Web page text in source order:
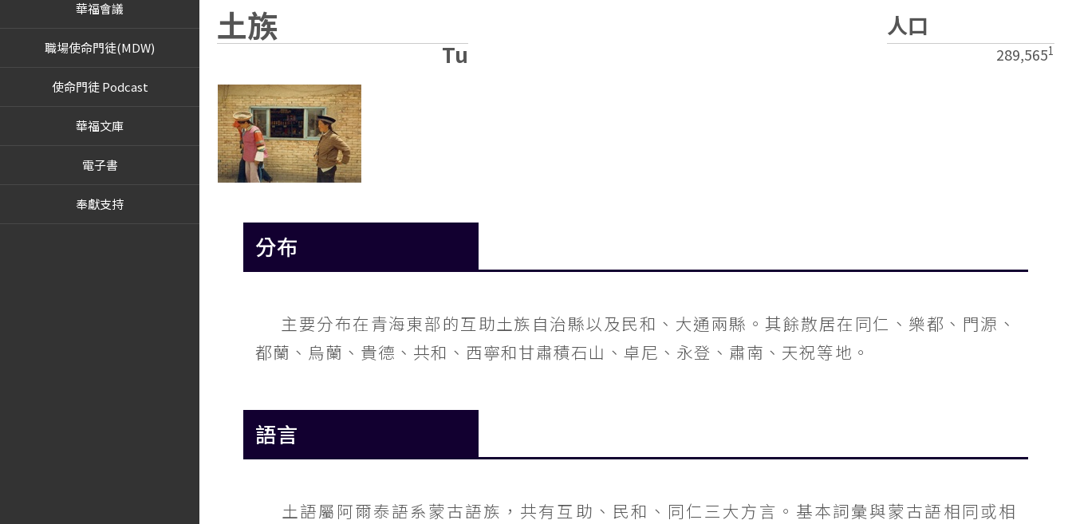
華福會議
職場使命門徒(MDW)
使命門徒 Podcast
華福文庫
電子書
奉獻支持
土族
Tu
人口
289,5651
分布
主要分布在青海東部的互助土族自治縣以及民和、大通兩縣。其餘散居在同仁、樂都、門源、
都蘭、烏蘭、貴德、共和、西寧和甘肅積石山、卓尼、永登、肅南、天祝等地。
語言
土語屬阿爾泰語系蒙古語族，共有互助、民和、同仁三大方言。基本詞彙與蒙古語相同或相